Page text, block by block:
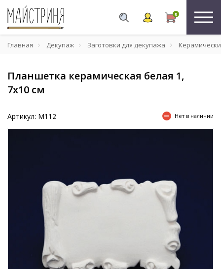
0
Главная Декупаж Заготовки для декупажа
Планшетка керамическая белая 1,
7х10 см
Артикул: М112 Нет в наличии